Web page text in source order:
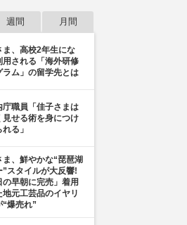
週間 月間
ま、高校2年生にな
用される「海外研修
ラム」の留学先とは
庁職員「佳子さまは
見せる術を身につけ
る」
ま、鮮やかな“琵琶湖
”スタイルが大反響!
の早朝に完売」着用
地元工芸品のイヤリ
“爆売れ”